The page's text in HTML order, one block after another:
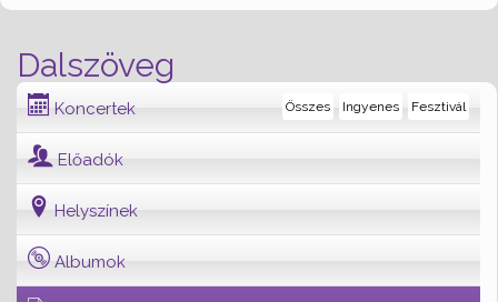
Dalszöveg
Koncertek Fesztivál
Ingyenes
Összes
Előadók
Helyszínek
Albumok